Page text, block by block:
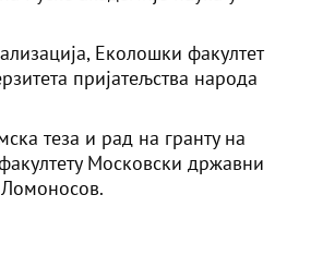
Еколошки факултет
пријатељства народа
теза и рад на гранту на
Московски државни
Ломоносов.